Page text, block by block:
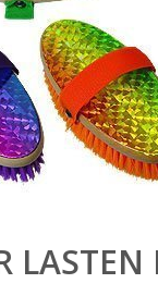
LASTEN